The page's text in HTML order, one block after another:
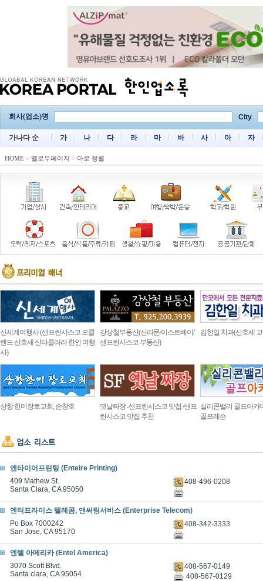
회사(업소)명 City
가나다 순 가 나 다 라 마 바 사 아 자
HOME > 옐로우페이지 > 아로 정렬
신세계여행사 (샌프란시스코 오클
랜드 산호세 산타클라라 한인 여행
사)
강상철부동산(산라몬/이스트베이/
샌프란시스코 부동산)
김한일 치과(산호세
상항 한미장로교회, 손창호
옛날짜장 -샌프란시스코 맛집 /샌프
란시스코 맛집 추천
실리콘밸리 골프아카
골프레슨
엔타이어프린팅 (Enteire Printing)
409 Mathew St.
Santa Clara, CA 95050
408-496-0208
엔터프라이스 텔레콤, 앤써링서비스 (Enterprise Telecom)
Po Box 7000242
San Jose, CA 95170
408-342-3333
엔텔 아메리카 (Entel America)
3070 Scott Blvd.
Santa clara, CA 95054
408-567-0149
408-567-0129